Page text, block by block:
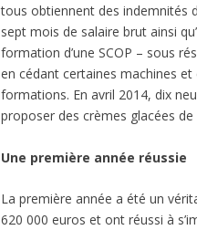
tous obtiennent des indemnités
sept mois de salaire brut ainsi
formation d’une SCOP – sous
en cédant certaines machines et
formations. En avril 2014, dix
proposer des crèmes glacées
Une première année réussie
La première année a été un
620 000 euros et ont réussi à